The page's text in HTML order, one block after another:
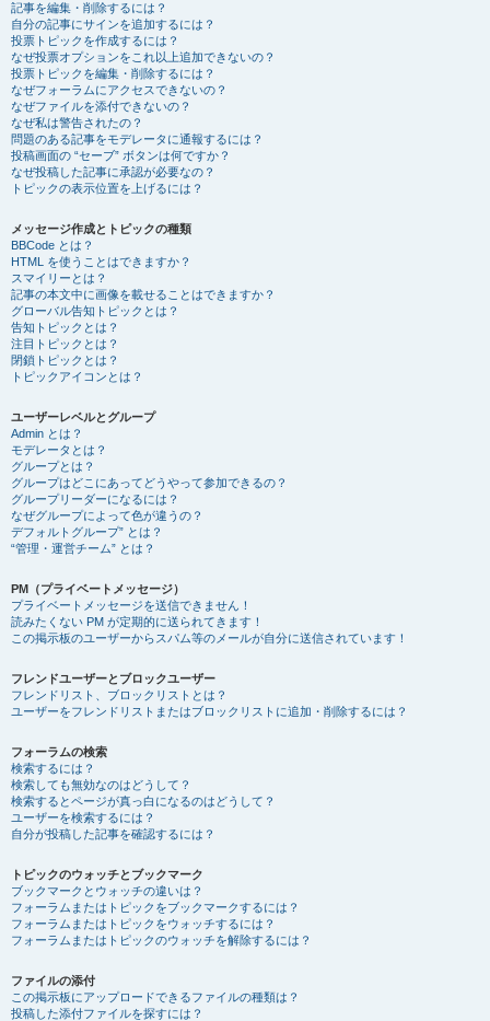
記事を編集・削除するには？
自分の記事にサインを追加するには？
投票トピックを作成するには？
なぜ投票オプションをこれ以上追加できないの？
投票トピックを編集・削除するには？
なぜフォーラムにアクセスできないの？
なぜファイルを添付できないの？
なぜ私は警告されたの？
問題のある記事をモデレータに通報するには？
投稿画面の “セーブ” ボタンは何ですか？
なぜ投稿した記事に承認が必要なの？
トピックの表示位置を上げるには？
メッセージ作成とトピックの種類
BBCode とは？
HTML を使うことはできますか？
スマイリーとは？
記事の本文中に画像を載せることはできますか？
グローバル告知トピックとは？
告知トピックとは？
注目トピックとは？
閉鎖トピックとは？
トピックアイコンとは？
ユーザーレベルとグループ
Admin とは？
モデレータとは？
グループとは？
グループはどこにあってどうやって参加できるの？
グループリーダーになるには？
なぜグループによって色が違うの？
デフォルトグループ” とは？
“管理・運営チーム” とは？
PM（プライベートメッセージ）
プライベートメッセージを送信できません！
読みたくない PM が定期的に送られてきます！
この掲示板のユーザーからスパム等のメールが自分に送信されています！
フレンドユーザーとブロックユーザー
フレンドリスト、ブロックリストとは？
ユーザーをフレンドリストまたはブロックリストに追加・削除するには？
フォーラムの検索
検索するには？
検索しても無効なのはどうして？
検索するとページが真っ白になるのはどうして？
ユーザーを検索するには？
自分が投稿した記事を確認するには？
トピックのウォッチとブックマーク
ブックマークとウォッチの違いは？
フォーラムまたはトピックをブックマークするには？
フォーラムまたはトピックをウォッチするには？
フォーラムまたはトピックのウォッチを解除するには？
ファイルの添付
この掲示板にアップロードできるファイルの種類は？
投稿した添付ファイルを探すには？